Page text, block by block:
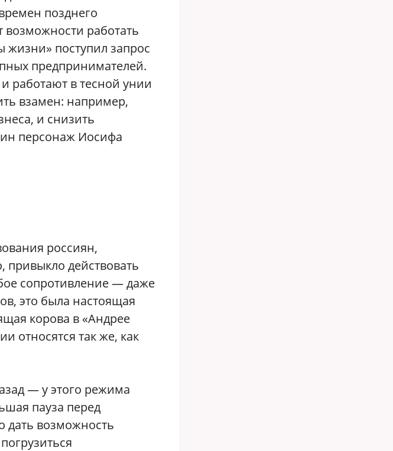
позднего
работать
поступил запрос
предпринимателей.
работают в тесной унии
взамен: например,
и снизить
персонаж Иосифа
россиян,
привыкло действовать
сопротивление — даже
это была настоящая
корова в «Андрее
относятся так же, как
— у этого режима
пауза перед
возможность